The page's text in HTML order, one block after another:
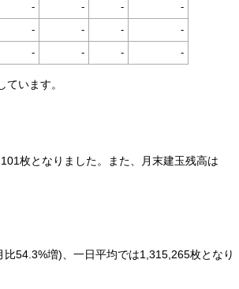
- - -
-
- - -
-
- - - -
います。
枚となりました。また、月末建玉残高は
54.3%増)、一日平均では1,315,265枚となり